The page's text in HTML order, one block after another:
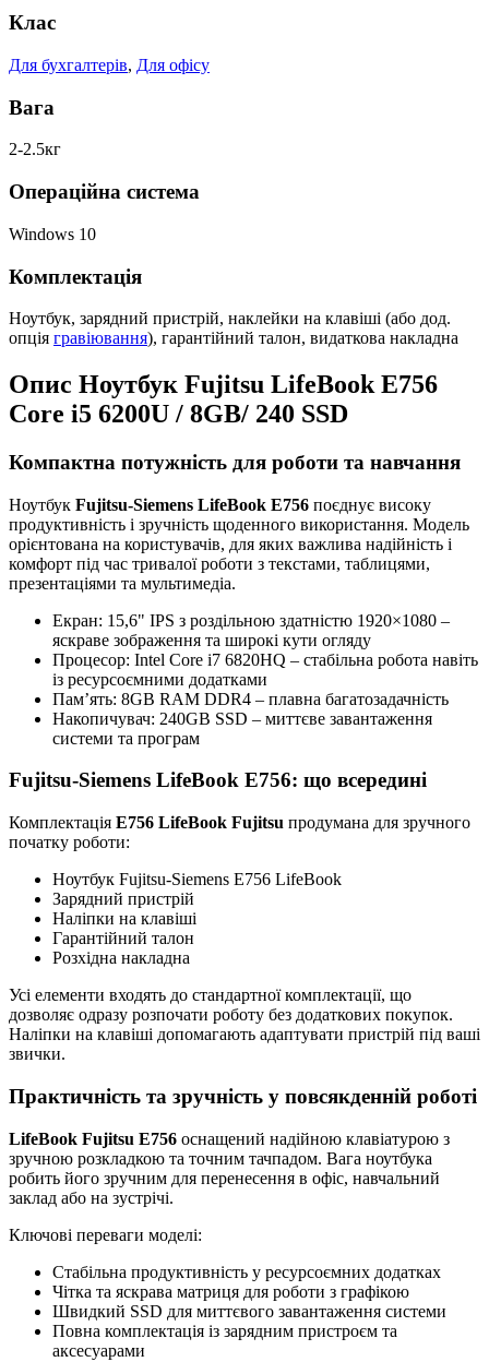
Клас
Для бухгалтерів, Для офісу
Вага
2-2.5кг
Операційна система
Windows 10
Комплектація
Ноутбук, зарядний пристрій, наклейки на клавіші (або дод.
опція гравіювання), гарантійний талон, видаткова накладна
Опис Ноутбук Fujitsu LifeBook E756
Core i5 6200U / 8GB/ 240 SSD
Компактна потужність для роботи та навчання
Ноутбук Fujitsu-Siemens LifeBook E756 поєднує високу
продуктивність і зручність щоденного використання. Модель
орієнтована на користувачів, для яких важлива надійність і
комфорт під час тривалої роботи з текстами, таблицями,
презентаціями та мультимедіа.
Екран: 15,6" IPS з роздільною здатністю 1920×1080 –
яскраве зображення та широкі кути огляду
Процесор: Intel Core i7 6820HQ – стабільна робота навіть
із ресурсоємними додатками
Пам’ять: 8GB RAM DDR4 – плавна багатозадачність
Накопичувач: 240GB SSD – миттєве завантаження
системи та програм
Fujitsu-Siemens LifeBook E756: що всередині
Комплектація E756 LifeBook Fujitsu продумана для зручного
початку роботи:
Ноутбук Fujitsu-Siemens E756 LifeBook
Зарядний пристрій
Наліпки на клавіші
Гарантійний талон
Розхідна накладна
Усі елементи входять до стандартної комплектації, що
дозволяє одразу розпочати роботу без додаткових покупок.
Наліпки на клавіші допомагають адаптувати пристрій під ваші
звички.
Практичність та зручність у повсякденній роботі
LifeBook Fujitsu E756 оснащений надійною клавіатурою з
зручною розкладкою та точним тачпадом. Вага ноутбука
робить його зручним для перенесення в офіс, навчальний
заклад або на зустрічі.
Ключові переваги моделі:
Стабільна продуктивність у ресурсоємних додатках
Чітка та яскрава матриця для роботи з графікою
Швидкий SSD для миттєвого завантаження системи
Повна комплектація із зарядним пристроєм та
аксесуарами